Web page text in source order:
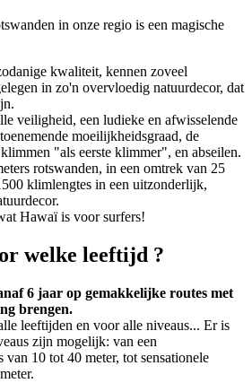
in onze regio is een magische
kwaliteit, kennen zoveel
in zo'n overvloedig natuurdecor, dat
veiligheid, een ludieke en afwisselende
moeilijkheidsgraad, de
"als eerste klimmer", en abseilen.
rotswanden, in een omtrek van 25
klimlengtes in een uitzonderlijk,
Hawaï is voor surfers!
welke leeftijd ?
6 jaar op gemakkelijke routes met
brengen.
leeftijden en voor alle niveaus... Er is
zijn mogelijk: van een
van 10 tot 40 meter, tot sensationele